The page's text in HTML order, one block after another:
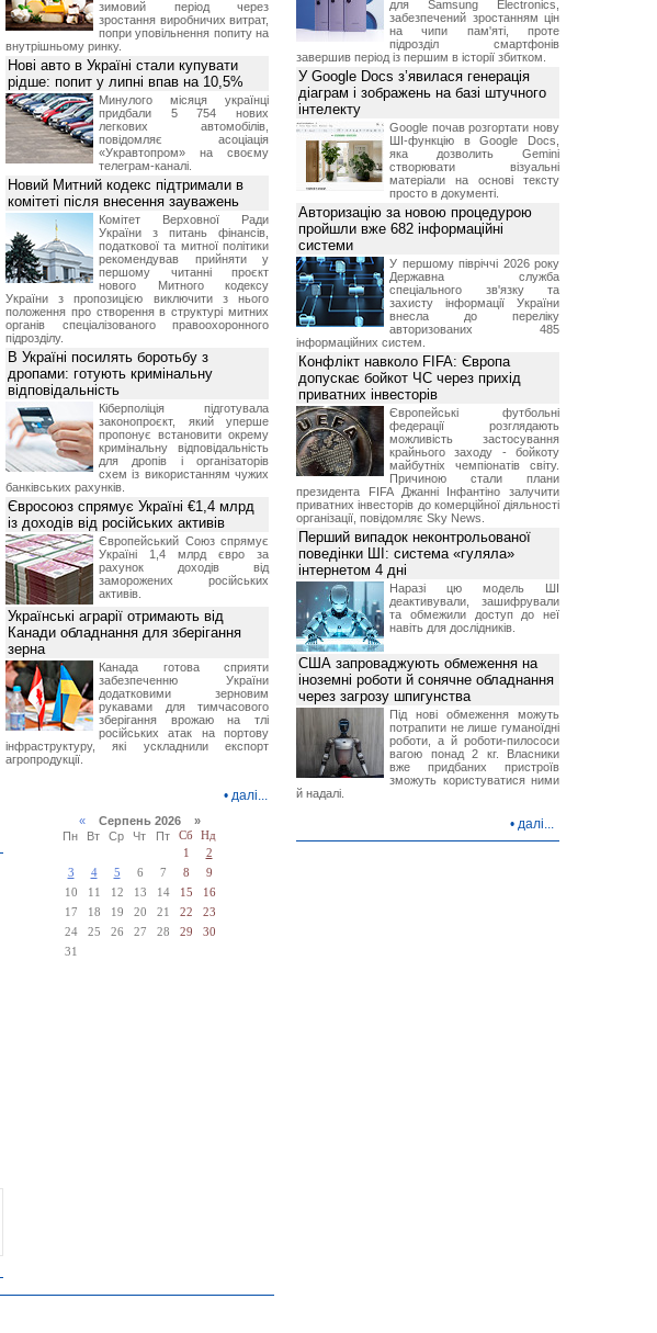
зимовий період через
зростання виробничих витрат,
попри уповільнення попиту на
внутрішньому ринку.
Нові авто в Україні стали купувати
рідше: попит у липні впав на 10,5%
Минулого місяця українці
придбали 5 754 нових
легкових автомобілів,
повідомляє асоціація
«Укравтопром» на своєму
телеграм-каналі.
Новий Митний кодекс підтримали в
комітеті після внесення зауважень
Комітет Верховної Ради
України з питань фінансів,
податкової та митної політики
рекомендував прийняти у
першому читанні проєкт
нового Митного кодексу
України з пропозицією виключити з нього
положення про створення в структурі митних
органів спеціалізованого правоохоронного
підрозділу.
В Україні посилять боротьбу з
дропами: готують кримінальну
відповідальність
Кіберполіція підготувала
законопроєкт, який уперше
пропонує встановити окрему
кримінальну відповідальність
для дропів і організаторів
схем із використанням чужих
банківських рахунків.
Євросоюз спрямує Україні €1,4 млрд
із доходів від російських активів
Європейський Союз спрямує
Україні 1,4 млрд євро за
рахунок доходів від
заморожених російських
активів.
Українські аграрії отримають від
Канади обладнання для зберігання
зерна
Канада готова сприяти
забезпеченню України
додатковими зерновим
рукавами для тимчасового
зберігання врожаю на тлі
російських атак на портову
інфраструктуру, які ускладнили експорт
агропродукції.
• далі...
«Серпень 2026 »
Пн
Вт Ср Чт Пт Сб
Нд
1
2
3
4 5 6 7 8
9
10
11 12 13 14 15
16
17
18 19 20 21 22
23
24
25 26 27 28 29
30
31
для Samsung Electronics,
забезпечений зростанням цін
на чипи пам'яті, проте
підрозділ смартфонів
завершив період із першим в історії збитком.
У Google Docs з’явилася генерація
діаграм і зображень на базі штучного
інтелекту
Google почав розгортати нову
ШІ-функцію в Google Docs,
яка дозволить Gemini
створювати візуальні
матеріали на основі тексту
просто в документі.
Авторизацію за новою процедурою
пройшли вже 682 інформаційні
системи
У першому півріччі 2026 року
Державна служба
спеціального зв'язку та
захисту інформації України
внесла до переліку
авторизованих 485
інформаційних систем.
Конфлікт навколо FIFA: Європа
допускає бойкот ЧС через прихід
приватних інвесторів
Європейські футбольні
федерації розглядають
можливість застосування
крайнього заходу - бойкоту
майбутніх чемпіонатів світу.
Причиною стали плани
президента FIFA Джанні Інфантіно залучити
приватних інвесторів до комерційної діяльності
організації, повідомляє Sky News.
Перший випадок неконтрольованої
поведінки ШІ: система «гуляла»
інтернетом 4 дні
Наразі цю модель ШІ
деактивували, зашифрували
та обмежили доступ до неї
навіть для дослідників.
США запроваджують обмеження на
іноземні роботи й сонячне обладнання
через загрозу шпигунства
Під нові обмеження можуть
потрапити не лише гуманоїдні
роботи, а й роботи-пилососи
вагою понад 2 кг. Власники
вже придбаних пристроїв
зможуть користуватися ними
й надалі.
• далі...